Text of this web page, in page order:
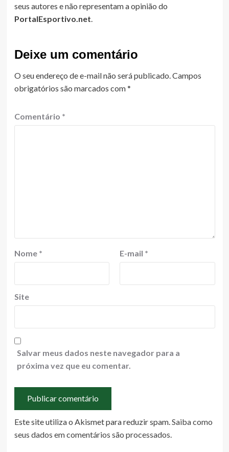
seus autores e não representam a opinião do
PortalEsportivo.net.
Deixe um comentário
O seu endereço de e-mail não será publicado.Campos
obrigatórios são marcados com*
Comentário *
Nome * E-mail *
Site
Salvar meus dados neste navegador para a
próxima vez que eu comentar.
Este site utiliza o Akismet para reduzir spam.Saiba como
seus dados em comentários são processados.